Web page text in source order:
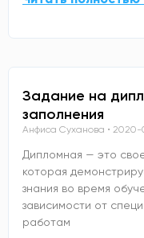
Задание на
заполнения
Анфиса Суханова 2020-
Дипломная — это
которая
знания во время
зависимости от
работам